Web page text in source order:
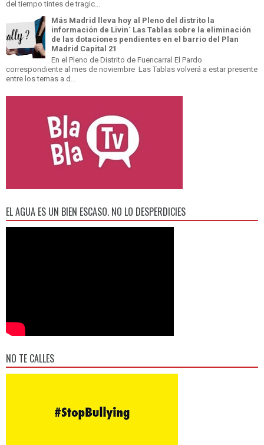
del tiempo tintes de tragic...
Más Madrid lleva hoy al Pleno del distrito la
información de Livin´ Las Tablas sobre la eliminación
de las dotaciones pendientes en el barrio del Plan
Madrid Capital 21
En el Pleno de Distrito de Fuencarral El Pardo
correspondiente al mes de noviembre Las Tablas volverá a estar presente
entre los temas a d...
EL AGUA ES UN BIEN ESCASO. NO LO DESPERDICIES
NO TE CALLES